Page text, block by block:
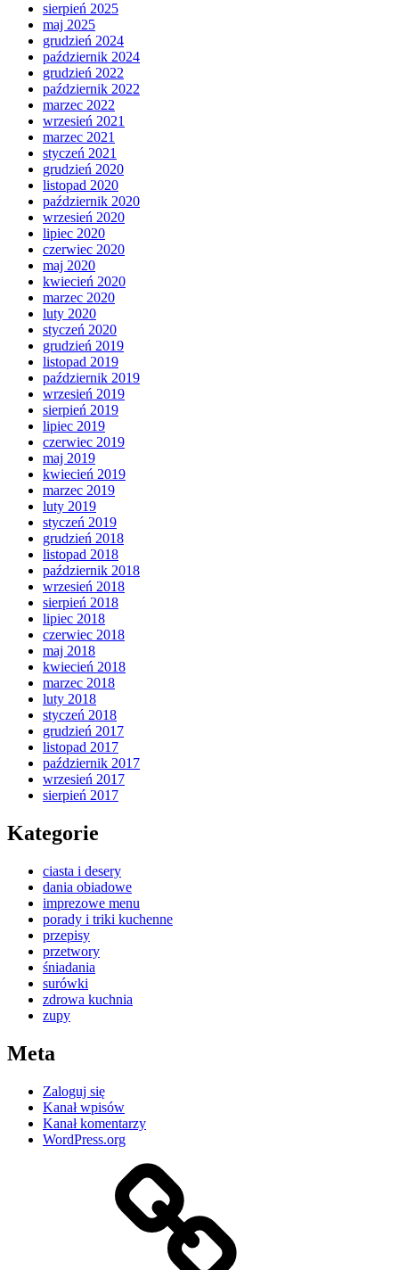
sierpień 2025
maj 2025
grudzień 2024
październik 2024
grudzień 2022
październik 2022
marzec 2022
wrzesień 2021
marzec 2021
styczeń 2021
grudzień 2020
listopad 2020
październik 2020
wrzesień 2020
lipiec 2020
czerwiec 2020
maj 2020
kwiecień 2020
marzec 2020
luty 2020
styczeń 2020
grudzień 2019
listopad 2019
październik 2019
wrzesień 2019
sierpień 2019
lipiec 2019
czerwiec 2019
maj 2019
kwiecień 2019
marzec 2019
luty 2019
styczeń 2019
grudzień 2018
listopad 2018
październik 2018
wrzesień 2018
sierpień 2018
lipiec 2018
czerwiec 2018
maj 2018
kwiecień 2018
marzec 2018
luty 2018
styczeń 2018
grudzień 2017
listopad 2017
październik 2017
wrzesień 2017
sierpień 2017
Kategorie
ciasta i desery
dania obiadowe
imprezowe menu
porady i triki kuchenne
przepisy
przetwory
śniadania
surówki
zdrowa kuchnia
zupy
Meta
Zaloguj się
Kanał wpisów
Kanał komentarzy
WordPress.org